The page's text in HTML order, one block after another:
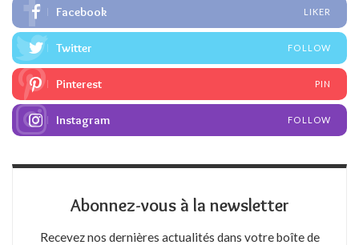
Facebook LIKER
Twitter FOLLOW
Pinterest PIN
Instagram FOLLOW
Abonnez-vous à la newsletter
Recevez nos dernières actualités dans votre boîte de